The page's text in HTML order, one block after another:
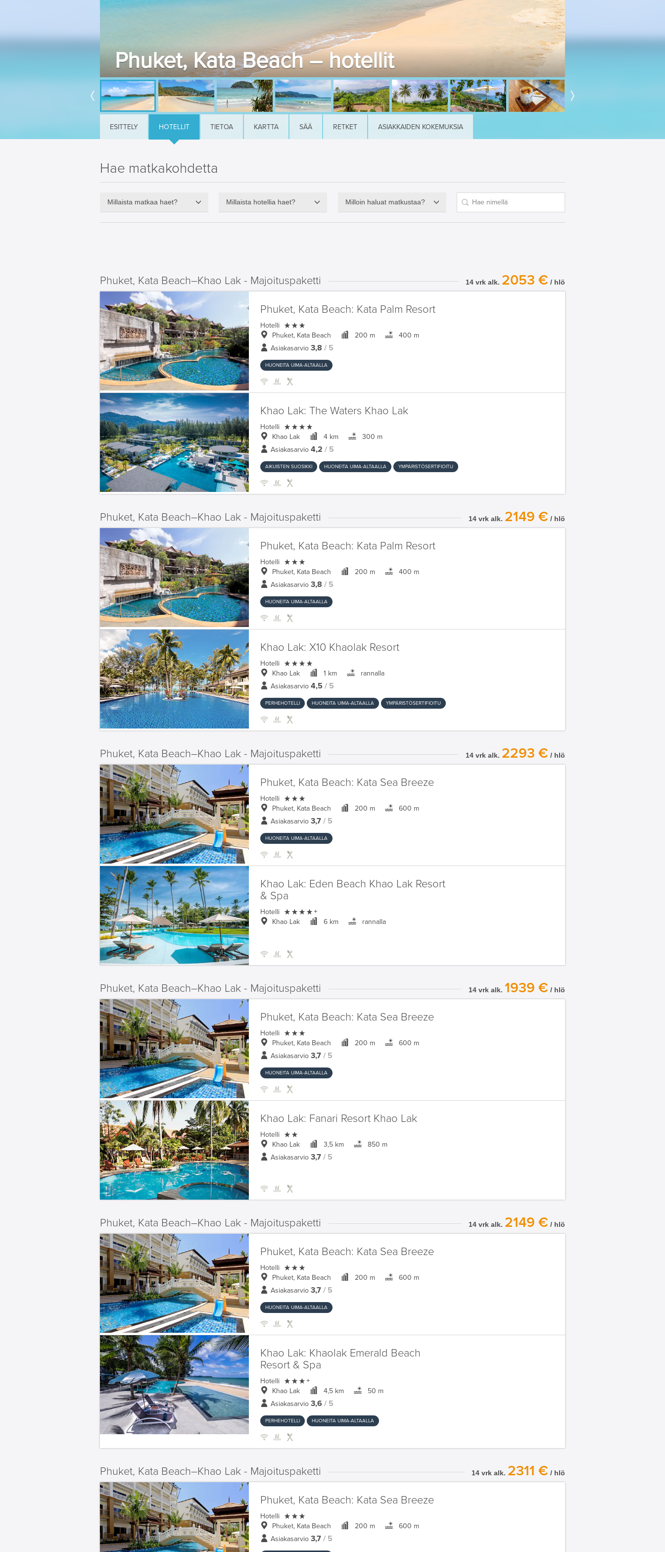
Phuket, Kata Beach – hotellit
ESITTELY HOTELLIT TIETOA KARTTA SÄÄ RETKET ASIAKKAIDEN KOKEMUKSIA
Hae matkakohdetta
Millaista matkaa haet? Millaista hotellia haet? Milloin haluat matkustaa?
Phuket, Kata Beach–Khao Lak - Majoituspaketti 14 vrk alk. 2053 € / hlö
Phuket, Kata Beach: Kata Palm Resort
Hotelli 
Phuket, Kata Beach 200 m
400 m
Asiakasarvio 3,8/ 5
HUONEITA UIMA-ALTAALLA
Khao Lak: The Waters Khao Lak
Hotelli 
Khao Lak 4 km
300 m
Asiakasarvio 4,2/ 5
AIKUISTEN SUOSIKKI HUONEITA UIMA-ALTAALLA YMPÄRISTÖSERTIFIOITU
Phuket, Kata Beach–Khao Lak - Majoituspaketti 14 vrk alk. 2149 € / hlö
Phuket, Kata Beach: Kata Palm Resort
Hotelli 
Phuket, Kata Beach 200 m
400 m
Asiakasarvio 3,8/ 5
HUONEITA UIMA-ALTAALLA
Khao Lak: X10 Khaolak Resort
Hotelli 
Khao Lak 1 km
rannalla
Asiakasarvio 4,5/ 5
PERHEHOTELLI HUONEITA UIMA-ALTAALLA YMPÄRISTÖSERTIFIOITU
Phuket, Kata Beach–Khao Lak - Majoituspaketti 14 vrk alk. 2293 € / hlö
Phuket, Kata Beach: Kata Sea Breeze
Hotelli 
Phuket, Kata Beach 200 m
600 m
Asiakasarvio 3,7/ 5
HUONEITA UIMA-ALTAALLA
Khao Lak: Eden Beach Khao Lak Resort
& Spa
Hotelli  +
Khao Lak 6 km rannalla
Phuket, Kata Beach–Khao Lak - Majoituspaketti 14 vrk alk. 1939 € / hlö
Phuket, Kata Beach: Kata Sea Breeze
Hotelli 
Phuket, Kata Beach 200 m
600 m
Asiakasarvio 3,7/ 5
HUONEITA UIMA-ALTAALLA
Khao Lak: Fanari Resort Khao Lak
Hotelli 
Khao Lak 3,5 km
850 m
Asiakasarvio 3,7/ 5
Phuket, Kata Beach–Khao Lak - Majoituspaketti 14 vrk alk. 2149 € / hlö
Phuket, Kata Beach: Kata Sea Breeze
Hotelli 
Phuket, Kata Beach 200 m
600 m
Asiakasarvio 3,7/ 5
HUONEITA UIMA-ALTAALLA
Khao Lak: Khaolak Emerald Beach
Resort & Spa
Hotelli  +
Khao Lak 4,5 km
50 m
Asiakasarvio 3,6/ 5
PERHEHOTELLI HUONEITA UIMA-ALTAALLA
Phuket, Kata Beach–Khao Lak - Majoituspaketti 14 vrk alk. 2311 € / hlö
Phuket, Kata Beach: Kata Sea Breeze
Hotelli 
Phuket, Kata Beach 200 m
600 m
Asiakasarvio 3,7/ 5